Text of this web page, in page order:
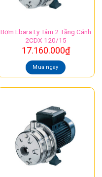
Bơm Ebara Ly Tâm 2 Tầng Cánh
2CDX 120/15
17.160.000₫
Mua ngay